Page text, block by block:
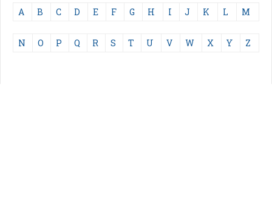
A B C D E F G H I J K L M
N O P Q R S T U V W X Y Z